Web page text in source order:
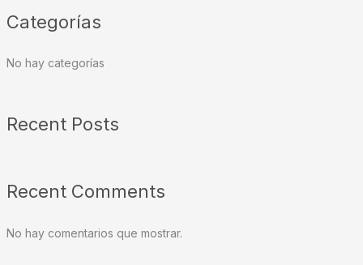
Categorías
No hay categorías
Recent Posts
Recent Comments
No hay comentarios que mostrar.